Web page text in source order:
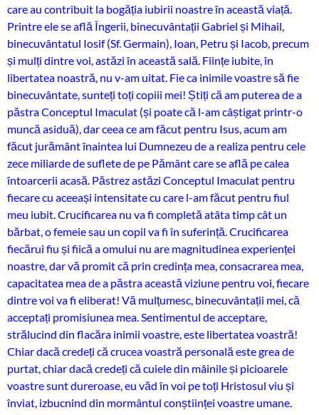
care au contribuit la bogăția iubirii noastre în această viață.
Printre ele se află Îngerii, binecuvântații Gabriel și Mihail,
binecuvântatul Iosif (Sf. Germain), Ioan, Petru și Iacob, precum
și mulți dintre voi, astăzi în această sală. Ființe iubite, în
libertatea noastră, nu v-am uitat. Fie ca inimile voastre să fie
binecuvântate, sunteți toți copiii mei! Știți că am puterea de a
păstra Conceptul Imaculat (și poate că l-am câștigat printr-o
muncă asiduă), dar ceea ce am făcut pentru Isus, acum am
făcut jurământ înaintea lui Dumnezeu de a realiza pentru cele
zece miliarde de suflete de pe Pământ care se află pe calea
întoarcerii acasă. Păstrez astăzi Conceptul Imaculat pentru
fiecare cu aceeași intensitate cu care l-am făcut pentru fiul
meu iubit. Crucificarea nu va fi completă atâta timp cât un
bărbat, o femeie sau un copil va fi în suferință. Crucificarea
fiecărui fiu și fiică a omului nu are magnitudinea experienței
noastre, dar vă promit că prin credința mea, consacrarea mea,
capacitatea mea de a păstra această viziune pentru voi, fiecare
dintre voi va fi eliberat! Vă mulțumesc, binecuvântații mei, că
acceptați promisiunea mea. Sentimentul de acceptare,
strălucind din flacăra inimii voastre, este libertatea voastră!
Chiar dacă credeți că crucea voastră personală este grea de
purtat, chiar dacă credeți că cuiele din mâinile și picioarele
voastre sunt dureroase, eu văd în voi pe toți Hristosul viu și
înviat, izbucnind din mormântul conștiinței voastre umane.